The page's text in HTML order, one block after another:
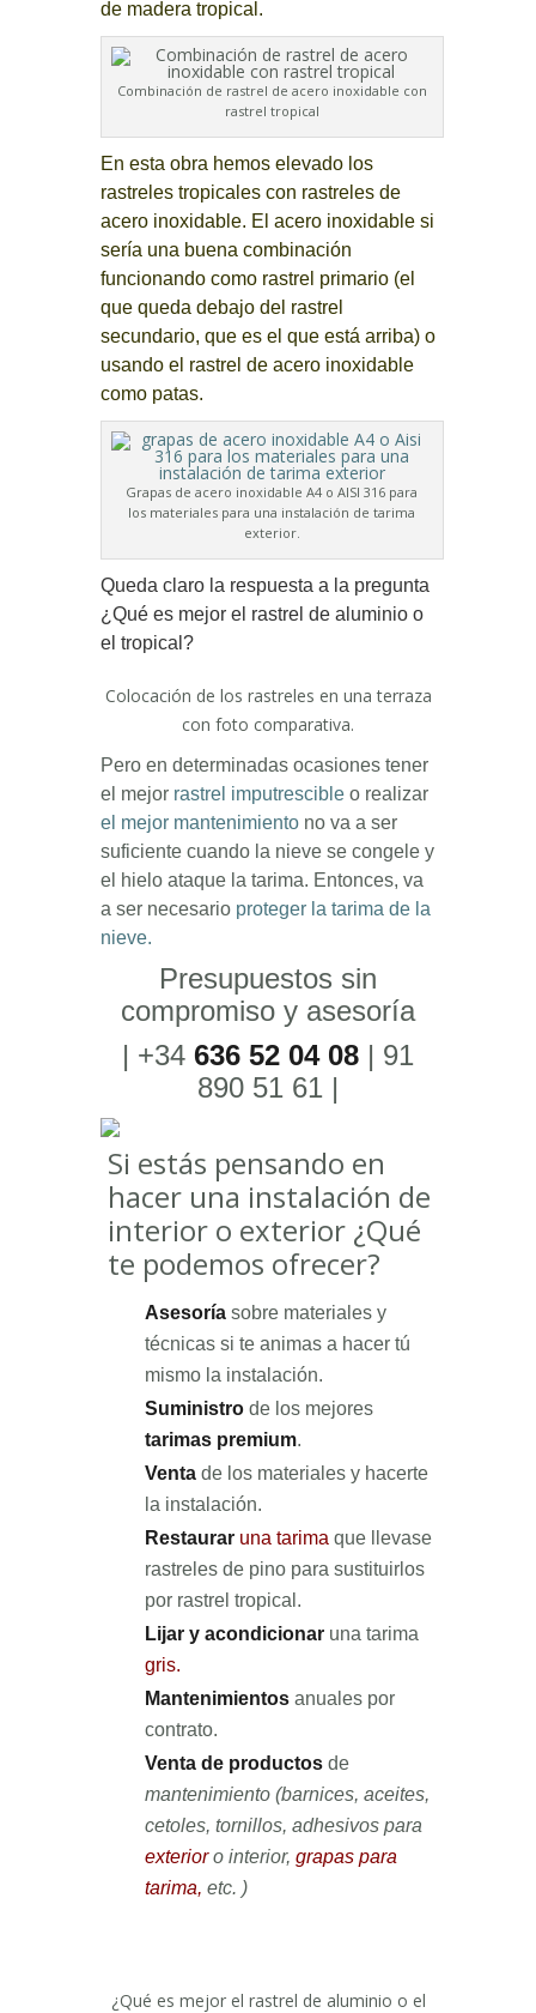
de madera tropical.
Combinación de rastrel de acero inoxidable con
rastrel tropical
En esta obra hemos elevado los
rastreles tropicales con rastreles de
acero inoxidable. El acero inoxidable si
sería una buena combinación
funcionando como rastrel primario (el
que queda debajo del rastrel
secundario, que es el que está arriba) o
usando el rastrel de acero inoxidable
como patas.
Grapas de acero inoxidable A4 o AISI 316 para
los materiales para una instalación de tarima
exterior.
Queda claro la respuesta a la pregunta
¿Qué es mejor el rastrel de aluminio o
el tropical?
Colocación de los rastreles en una terraza
con foto comparativa.
Pero en determinadas ocasiones tener
el mejor rastrel imputrescible o realizar
el mejor mantenimiento no va a ser
suficiente cuando la nieve se congele y
el hielo ataque la tarima. Entonces, va
a ser necesario proteger la tarima de la
nieve.
Presupuestos sin
compromiso y asesoría
| +34 636 52 04 08 | 91
890 51 61 |
Si estás pensando en
hacer una instalación de
interior o exterior ¿Qué
te podemos ofrecer?
Asesoríasobre materiales y
técnicas si te animas a hacer tú
mismo la instalación.
Suministrode los mejores
tarimas premium.
Ventade los materiales y hacerte
la instalación.
Restauraruna tarima que llevase
rastreles de pino para sustituirlos
por rastrel tropical.
Lijar y acondicionaruna tarima
gris.
Mantenimientosanuales por
contrato.
Venta de productosde
mantenimiento (barnices, aceites,
cetoles, tornillos, adhesivos para
exterioro interior, grapas para
tarima, etc. )
¿Qué es mejor el rastrel de aluminio o el